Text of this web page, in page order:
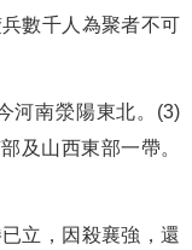
數千人為聚者不可
河南滎陽東北。(3)
及山西東部一帶。
立，因殺襄強，還